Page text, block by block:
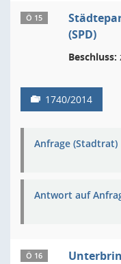
Ö 15
(SPD)
Beschluss:
1740/2014
Anfrage (Stadtrat)
Antwort auf
Ö 16